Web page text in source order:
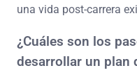
una vida post-carrera
¿Cuáles son los
desarrollar un plan